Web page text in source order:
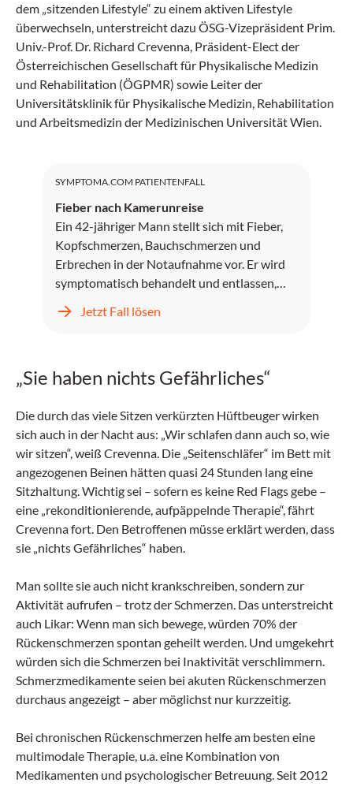
dem „sitzenden Lifestyle“ zu einem aktiven Lifestyle
überwechseln, unterstreicht dazu ÖSG-Vizepräsident Prim.
Univ.-Prof. Dr. Richard Crevenna, Präsident-Elect der
Österreichischen Gesellschaft für Physikalische Medizin
und Rehabilitation (ÖGPMR) sowie Leiter der
Universitätsklinik für Physikalische Medizin, Rehabilitation
und Arbeitsmedizin der Medizinischen Universität Wien.
SYMPTOMA.COM PATIENTENFALL
Fieber nach Kamerunreise
Ein 42-jähriger Mann stellt sich mit Fieber,
Kopfschmerzen, Bauchschmerzen und
Erbrechen in der Notaufnahme vor. Er wird
symptomatisch behandelt und entlassen,
kehrt jedoch zwei Tage später mit
unstillbarem Erbrechen, Kopfschmerzen und
Jetzt Fall lösen
„Sie haben nichts Gefährliches“
Die durch das viele Sitzen verkürzten Hüftbeuger wirken
sich auch in der Nacht aus: „Wir schlafen dann auch so, wie
wir sitzen“, weiß Crevenna. Die „Seitenschläfer“ im Bett mit
angezogenen Beinen hätten quasi 24 Stunden lang eine
Sitzhaltung. Wichtig sei – sofern es keine Red Flags gebe –
eine „rekonditionierende, aufpäppelnde Therapie“, fährt
Crevenna fort. Den Betroffenen müsse erklärt werden, dass
sie „nichts Gefährliches“ haben.
Man sollte sie auch nicht krankschreiben, sondern zur
Aktivität aufrufen – trotz der Schmerzen. Das unterstreicht
auch Likar: Wenn man sich bewege, würden 70% der
Rückenschmerzen spontan geheilt werden. Und umgekehrt
würden sich die Schmerzen bei Inaktivität verschlimmern.
Schmerzmedikamente seien bei akuten Rückenschmerzen
durchaus angezeigt – aber möglichst nur kurzzeitig.
Bei chronischen Rückenschmerzen helfe am besten eine
multimodale Therapie, u.a. eine Kombination von
Medikamenten und psychologischer Betreuung. Seit 2012